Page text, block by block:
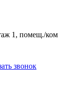
1, помещ./ком
звонок